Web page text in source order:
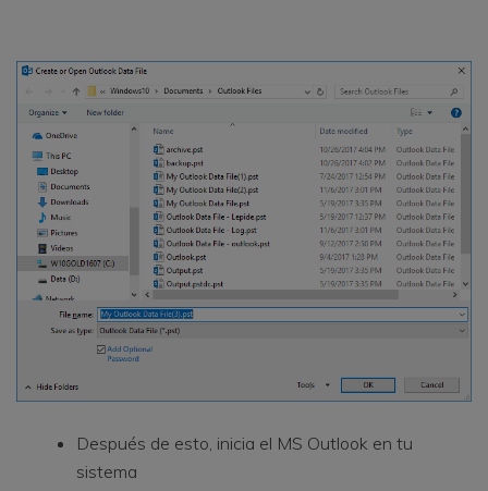
Después de esto, inicia el MS Outlook en tu
sistema